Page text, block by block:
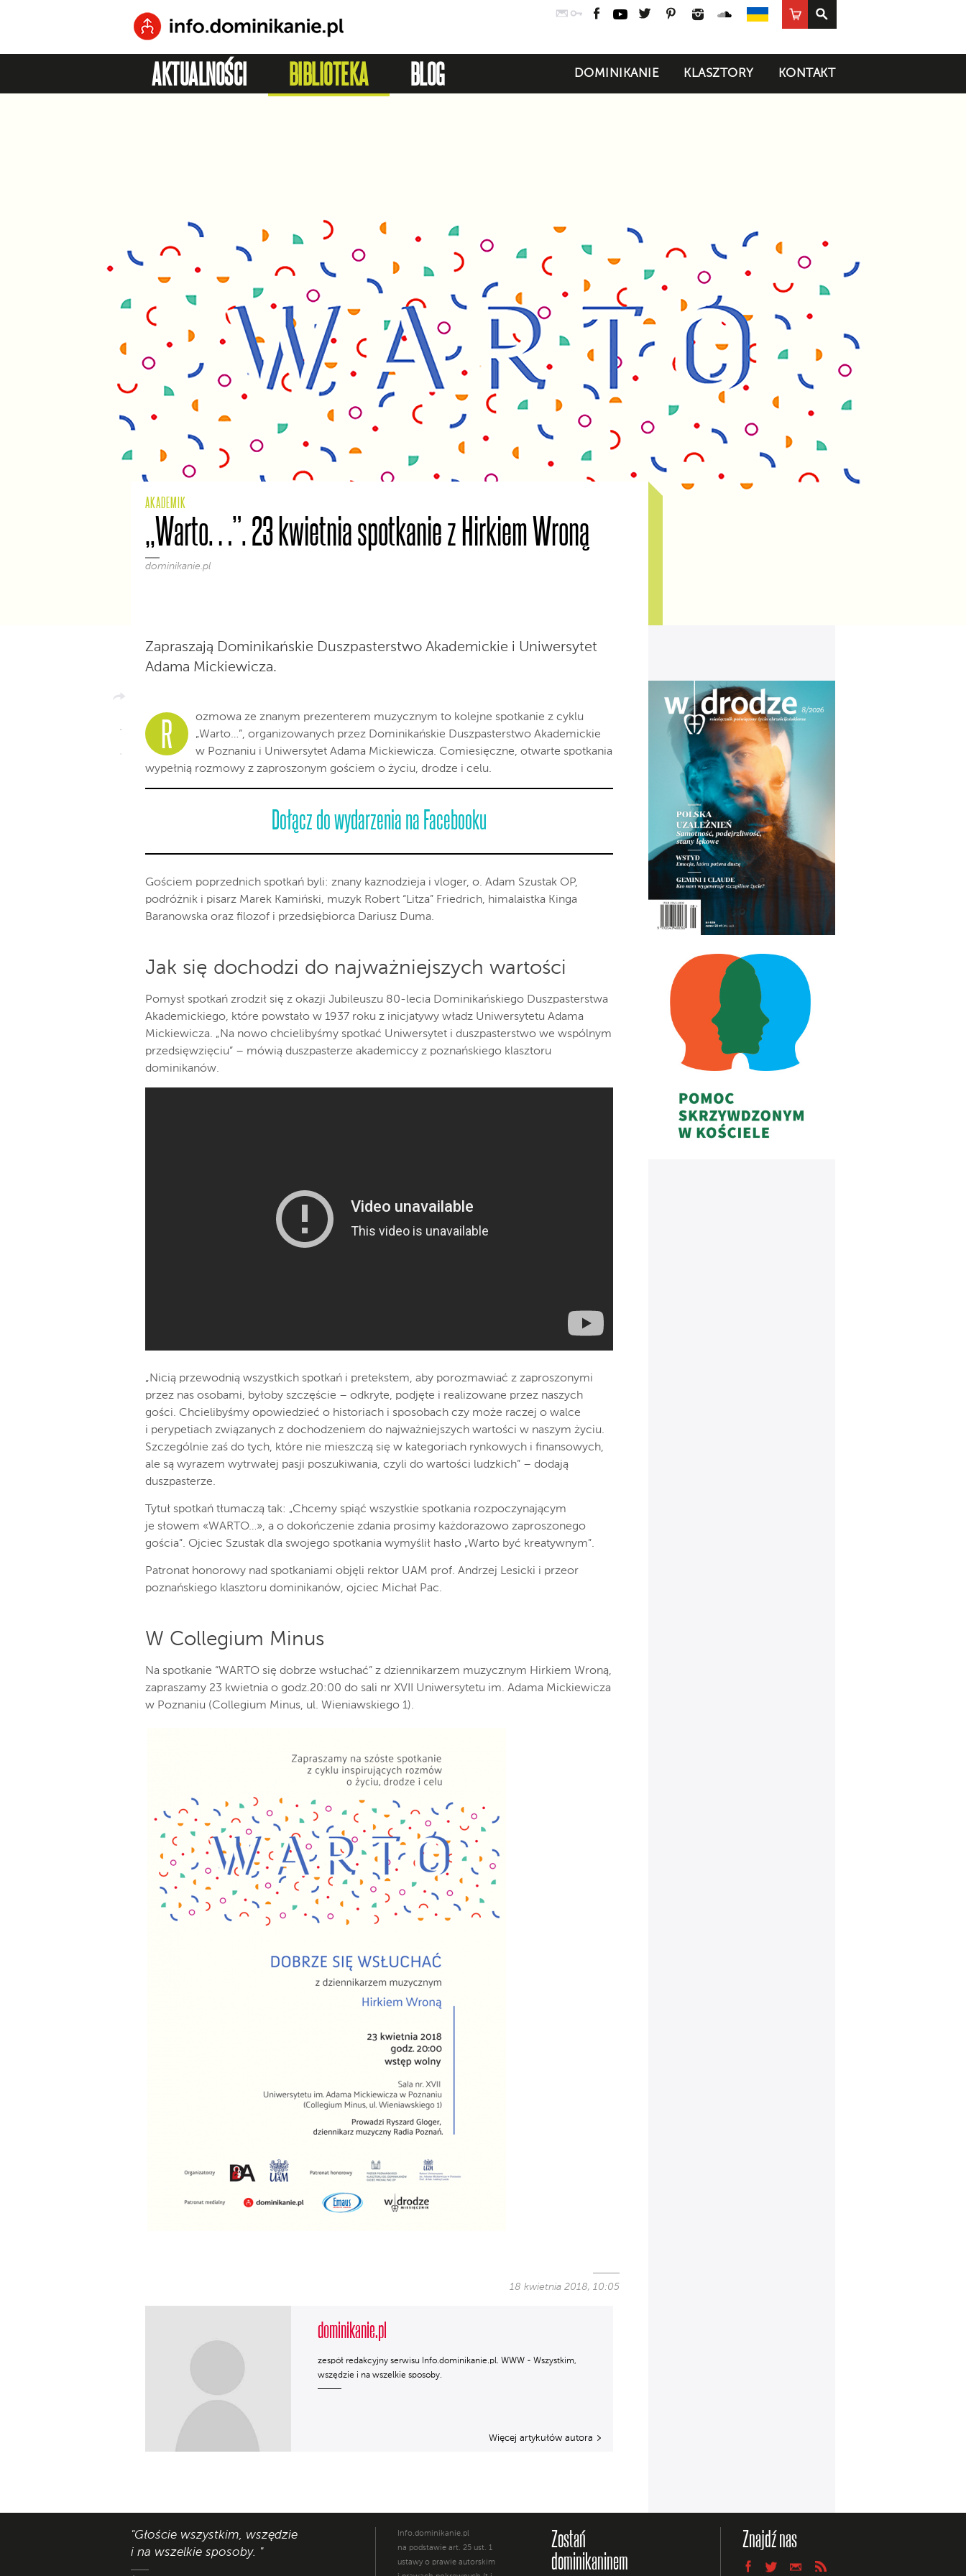
PocztaLogowanie
Facebook
YouTubeTwitterPinterestInstagramSoundCloud
UA
Sklep
AKTUALNOŚCI BIBLIOTEKA BLOG KONTAKT
KLASZTORY
DOMINIKANIE
AKADEMIK
„Warto…”. 23 kwietnia spotkanie z Hirkiem Wroną
dominikanie.pl
Zapraszają Dominikańskie Duszpasterstwo Akademickie i Uniwersytet
Adama Mickiewicza.
R
ozmowa ze znanym prezenterem muzycznym to kolejne spotkanie z cyklu
„Warto…”, organizowanych przez Dominikańskie Duszpasterstwo Akademickie
w Poznaniu i Uniwersytet Adama Mickiewicza. Comiesięczne, otwarte spotkania
wypełnią rozmowy z zaproszonym gościem o życiu, drodze i celu.
Dołącz do wydarzenia na Facebooku
Gościem poprzednich spotkań byli: znany kaznodzieja i vloger, o. Adam Szustak OP,
podróżnik i pisarz Marek Kamiński, muzyk Robert “Litza” Friedrich, himalaistka Kinga
Baranowska oraz filozof i przedsiębiorca Dariusz Duma.
Jak się dochodzi do najważniejszych wartości
Pomysł spotkań zrodził się z okazji Jubileuszu 80-lecia Dominikańskiego Duszpasterstwa
Akademickiego, które powstało w 1937 roku z inicjatywy władz Uniwersytetu Adama
Mickiewicza. „Na nowo chcielibyśmy spotkać Uniwersytet i duszpasterstwo we wspólnym
przedsięwzięciu” – mówią duszpasterze akademiccy z poznańskiego klasztoru
dominikanów.
„Nicią przewodnią wszystkich spotkań i pretekstem, aby porozmawiać z zaproszonymi
przez nas osobami, byłoby szczęście – odkryte, podjęte i realizowane przez naszych
gości. Chcielibyśmy opowiedzieć o historiach i sposobach czy może raczej o walce
i perypetiach związanych z dochodzeniem do najważniejszych wartości w naszym życiu.
Szczególnie zaś do tych, które nie mieszczą się w kategoriach rynkowych i finansowych,
ale są wyrazem wytrwałej pasji poszukiwania, czyli do wartości ludzkich” – dodają
duszpasterze.
Tytuł spotkań tłumaczą tak: „Chcemy spiąć wszystkie spotkania rozpoczynającym
je słowem «WARTO…», a o dokończenie zdania prosimy każdorazowo zaproszonego
gościa”. Ojciec Szustak dla swojego spotkania wymyślił hasło „Warto być kreatywnym”.
Patronat honorowy nad spotkaniami objęli rektor UAM prof. Andrzej Lesicki i przeor
poznańskiego klasztoru dominikanów, ojciec Michał Pac.
W Collegium Minus
Na spotkanie “WARTO się dobrze wsłuchać” z dziennikarzem muzycznym Hirkiem Wroną,
zapraszamy 23 kwietnia o godz.20:00 do sali nr XVII Uniwersytetu im. Adama Mickiewicza
w Poznaniu (Collegium Minus, ul. Wieniawskiego 1).
18 kwietnia 2018, 10:05
dominikanie.pl
zespół redakcyjny serwisu Info.dominikanie.pl. WWW - Wszystkim,
wszędzie i na wszelkie sposoby.
Więcej artykułów autora
"Głoście wszystkim, wszędzie
i na wszelkie sposoby. "
Info.dominikanie.pl
na podstawie art. 25 ust. 1
ustawy o prawie autorskim
Zostań
dominikaninem
Znajdź nas